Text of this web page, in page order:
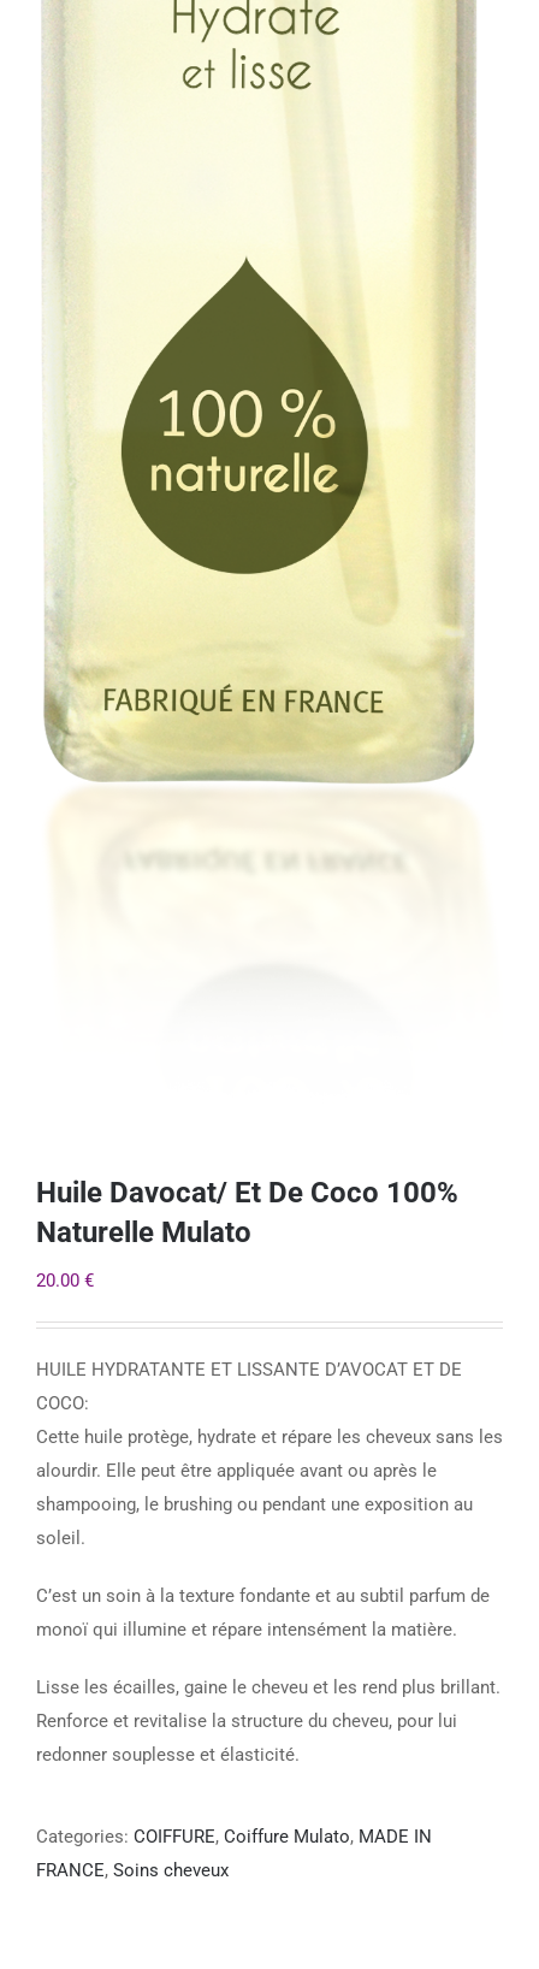
Huile Davocat/ Et De Coco 100%
Naturelle Mulato
20.00 €
HUILE HYDRATANTE ET LISSANTE D’AVOCAT ET DE
COCO:
Cette huile protège, hydrate et répare les cheveux sans les
alourdir. Elle peut être appliquée avant ou après le
shampooing, le brushing ou pendant une exposition au
soleil.
C’est un soin à la texture fondante et au subtil parfum de
monoï qui illumine et répare intensément la matière.
Lisse les écailles, gaine le cheveu et les rend plus brillant.
Renforce et revitalise la structure du cheveu, pour lui
redonner souplesse et élasticité.
Categories: COIFFURE, Coiffure Mulato, MADE IN
FRANCE, Soins cheveux